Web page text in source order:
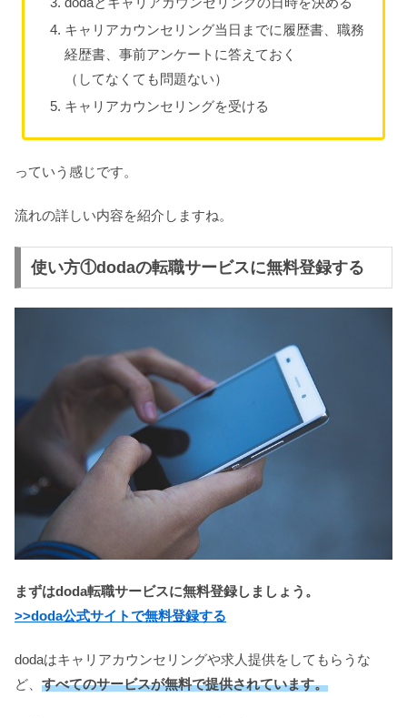
キャリアカウンセリング当日までに履歴書、職務
経歴書、事前アンケートに答えておく
（してなくても問題ない）
キャリアカウンセリングを受ける
っていう感じです。
流れの詳しい内容を紹介しますね。
使い方①dodaの転職サービスに無料登録する
まずはdoda転職サービスに無料登録しましょう。
>>doda公式サイトで無料登録する
dodaはキャリアカウンセリングや求人提供をしてもらうな
ど、 すべてのサービスが無料で提供されています。